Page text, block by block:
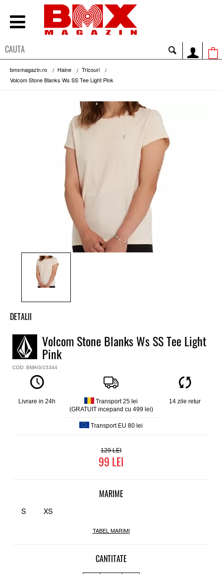
bmxmagazin.ro Haine
Tricouri
Volcom Stone Blanks Ws SS Tee Light Pink
DETALII
Tricou fete Volcom
Model
Stone Blanks Short Sleve Tee
Culoare
Material
100% bumbac organic (160g/m2)
Volcom Stone Blanks Ws SS Tee Light
Pink
COD: BMAG/15344
Livrare in 24h
Transport 25 lei
(GRATUIT incepand cu 499 lei)
Transport EU 80 lei
14 zile retur
129
99
MARIME
S XS
TABEL MARIMI
CANTITATE